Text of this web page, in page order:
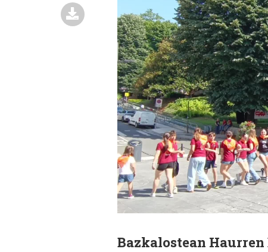
Bazkalostean